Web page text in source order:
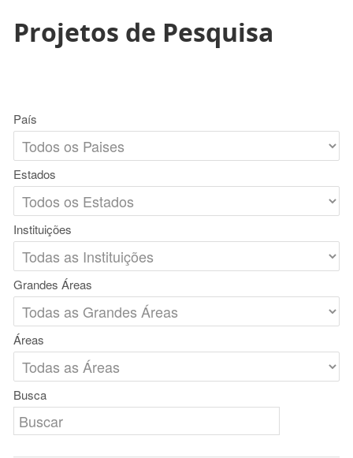
Projetos de Pesquisa
País
Estados
Instituições
Grandes Áreas
Áreas
Busca